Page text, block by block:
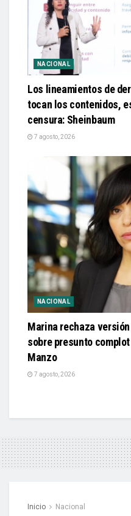
NACIONAL
Los lineamientos de
tocan los contenidos,
censura: Sheinbaum
7 agosto, 2026
NACIONAL
Marina rechaza
sobre presunto
Manzo
7 agosto, 2026
Inicio Nacional